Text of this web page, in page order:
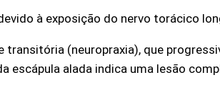
à exposição do nervo torácico
(neuropraxia), que
escápula alada indica uma lesão